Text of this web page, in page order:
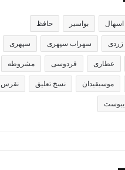
اسهال بواسیر حافظ
زردی سهراب سپهری سپهری
عطاری فردوسی مشروطه
موسیقیدان نسخ تعلیق نقرس
یبوست